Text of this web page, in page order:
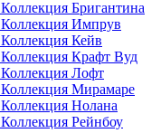
Коллекция Бригантина
Коллекция Импрув
Коллекция Кейв
Коллекция Крафт Вуд
Коллекция Лофт
Коллекция Мирамаре
Коллекция Нолана
Коллекция Рейнбоу